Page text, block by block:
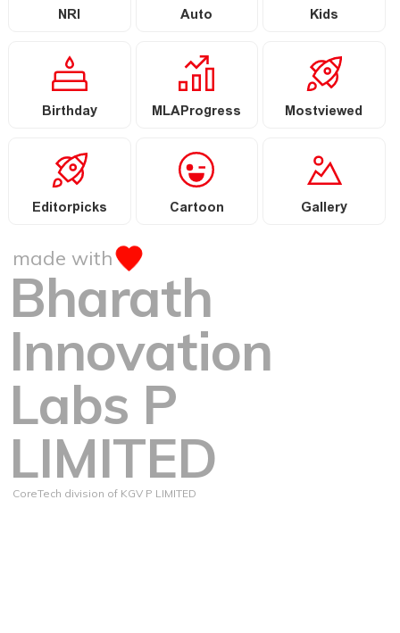
NRI Auto Kids
Birthday MLAProgress Mostviewed
Editorpicks Cartoon Gallery
made with
Bharath
Innovation
Labs P
LIMITED
CoreTech division of KGV P LIMITED